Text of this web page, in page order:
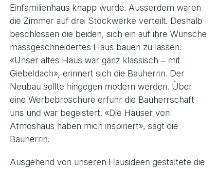
Einfamilienhaus knapp wurde. Ausserdem waren
die Zimmer auf drei Stockwerke verteilt. Deshalb
beschlossen die beiden, sich ein auf ihre Wünsche
massgeschneidertes Haus bauen zu lassen.
«Unser altes Haus war ganz klassisch ‒ mit
Giebeldach», erinnert sich die Bauherrin. Der
Neubau sollte hingegen modern werden. Über
eine Werbebroschüre erfuhr die Bauherrschaft
uns und war begeistert. «Die Häuser von
Atmoshaus haben mich inspiriert», sagt die
Bauherrin.
Ausgehend von unseren Hausideen gestaltete die